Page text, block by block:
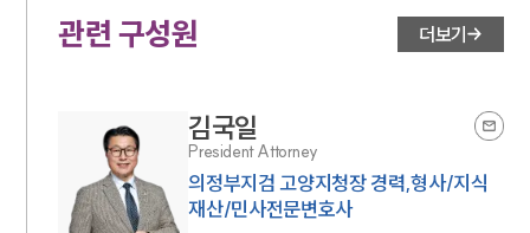
관련 구성원 더보기
김국일
President Attorney
의정부지검 고양지청장 경력,형사/지식
재산/민사전문변호사